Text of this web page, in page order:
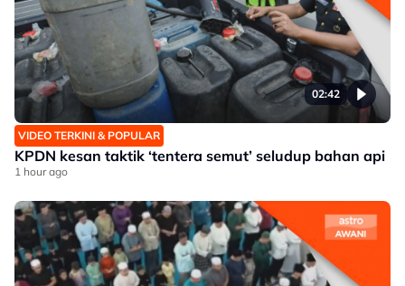
02:42
VIDEO TERKINI & POPULAR
KPDN kesan taktik ‘tentera semut’ seludup bahan api
1 hour ago